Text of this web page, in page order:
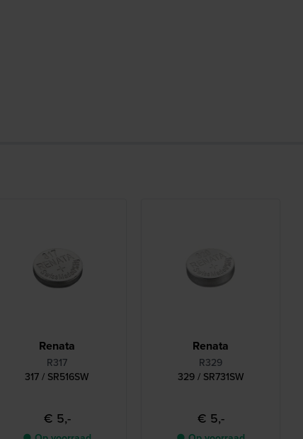
Renata
R317
317 / SR516SW
€ 5,-
Renata
R329
329 / SR731SW
€ 5,-